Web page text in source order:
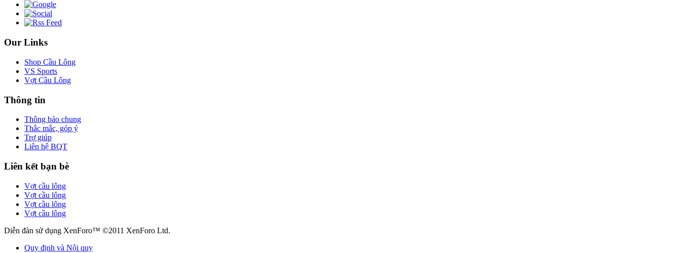
Our Links
Shop Cầu Lông
VS Sports
Vợt Cầu Lông
Thông tin
Thông báo chung
Thắc mắc, góp ý
Trợ giúp
Liên hệ BQT
Liên kết bạn bè
Vợt cầu lông
Vợt cầu lông
Vợt cầu lông
Vợt cầu lông
Diễn đàn sử dụng XenForo™ ©2011 XenForo Ltd.
Quy định và Nội quy